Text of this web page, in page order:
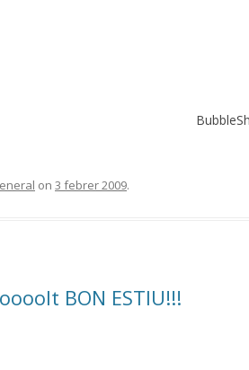
on 3 febrer 2009.
BON ESTIU!!!